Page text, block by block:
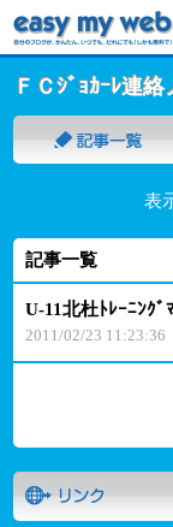
ＦＣｼﾞｮｶｰﾚ連絡
表
記事一覧
U-11北杜ﾄﾚｰﾆﾝｸ
2011/02/23 11:23:36